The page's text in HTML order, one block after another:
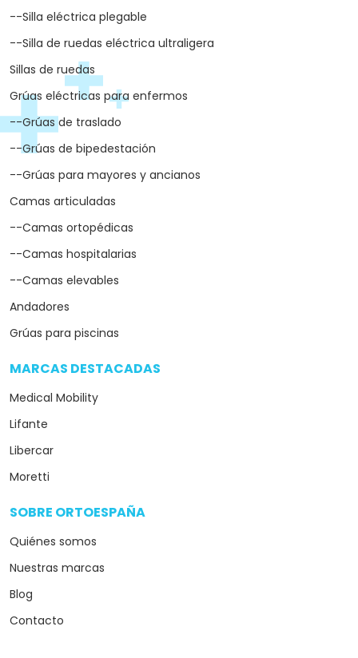
--Silla eléctrica plegable
--Silla de ruedas eléctrica ultraligera
Sillas de ruedas
Grúas eléctricas para enfermos
--Grúas de traslado
--Grúas de bipedestación
--Grúas para mayores y ancianos
Camas articuladas
--Camas ortopédicas
--Camas hospitalarias
--Camas elevables
Andadores
Grúas para piscinas
MARCAS DESTACADAS
Medical Mobility
Lifante
Libercar
Moretti
SOBRE ORTOESPAÑA
Quiénes somos
Nuestras marcas
Blog
Contacto